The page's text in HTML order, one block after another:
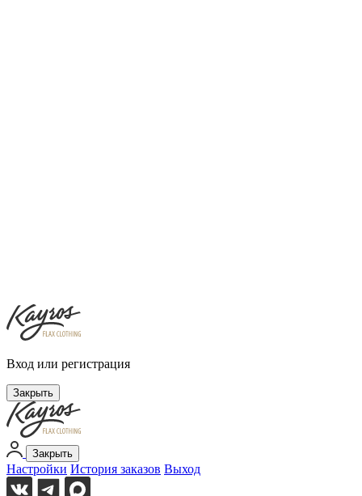
Вход или регистрация
Закрыть
Закрыть
Настройки История заказов Выход